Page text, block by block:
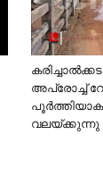
അപ്രോച്ച്
വലയ്ക്കുന്നു